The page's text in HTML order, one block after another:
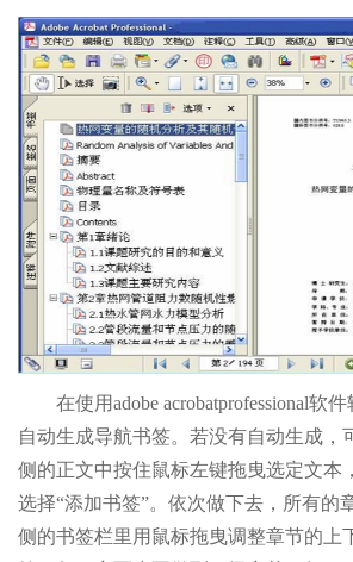
在使用adobe acrobatprofessional软
自动生成导航书签。若没有自动生成，
侧的正文中按住鼠标左键拖曳选定文本
选择“添加书签”。依次做下去，所有的
侧的书签栏里用鼠标拖曳调整章节的上